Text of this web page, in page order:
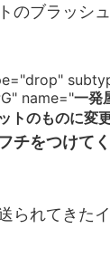
のブラッシ
name="一発
トのものに変
チをつけて
られてきた